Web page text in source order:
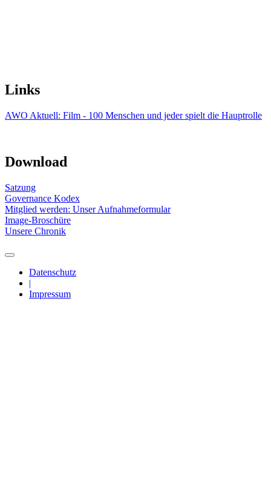
Links
AWO Aktuell: Film - 100 Menschen und jeder spielt die Hauptrolle
Download
Satzung
Governance Kodex
Mitglied werden: Unser Aufnahmeformular
Image-Broschüre
Unsere Chronik
Datenschutz
|
Impressum